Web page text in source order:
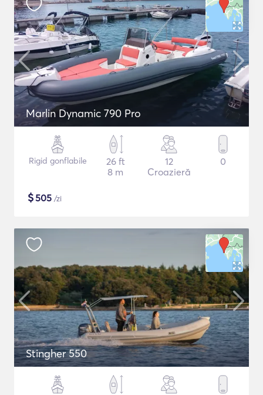
Marlin Dynamic 790 Pro
Rigid gonflabile
26 ft
8 m
12
Croazieră
0
$505 /zi
Stingher 550